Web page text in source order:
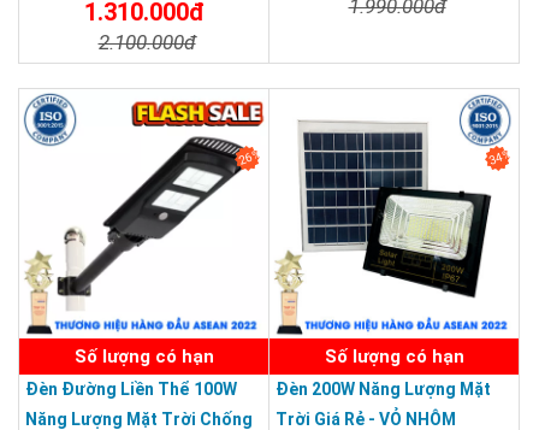
SẢN PHẨM DỊCH VỤ CHẤT LƯỢNG ASEAN 2019
IP68, Bảng Giá 2026
1.310.000đ
2.100.000đ
1.990.000đ
26%
Số lượng có hạn
Đèn Đường Liền Thể 100W
Năng Lượng Mặt Trời Chống
34%
Số lượng có hạn
Đèn 200W Năng Lượng Mặt
Trời Giá Rẻ - VỎ NHÔM